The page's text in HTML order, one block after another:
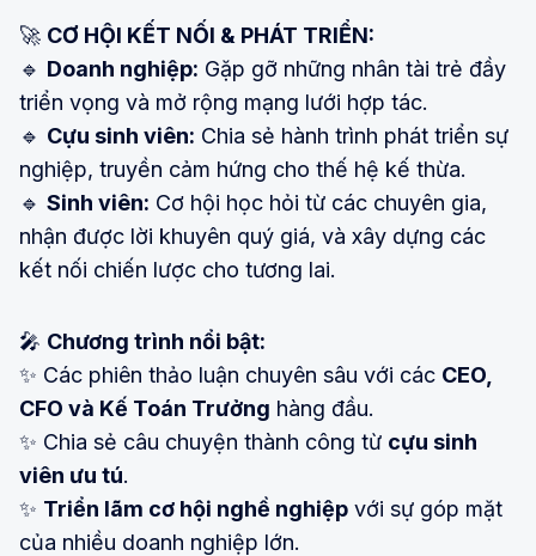
🚀 CƠ HỘI KẾT NỐI & PHÁT TRIỂN:
🔹 Doanh nghiệp: Gặp gỡ những nhân tài trẻ đầy
triển vọng và mở rộng mạng lưới hợp tác.
🔹 Cựu sinh viên: Chia sẻ hành trình phát triển sự
nghiệp, truyền cảm hứng cho thế hệ kế thừa.
🔹 Sinh viên: Cơ hội học hỏi từ các chuyên gia,
nhận được lời khuyên quý giá, và xây dựng các
kết nối chiến lược cho tương lai.
🎤 Chương trình nổi bật:
✨ Các phiên thảo luận chuyên sâu với các CEO,
CFO và Kế Toán Trưởng hàng đầu.
✨ Chia sẻ câu chuyện thành công từ cựu sinh
viên ưu tú.
✨ Triển lãm cơ hội nghề nghiệp với sự góp mặt
của nhiều doanh nghiệp lớn.